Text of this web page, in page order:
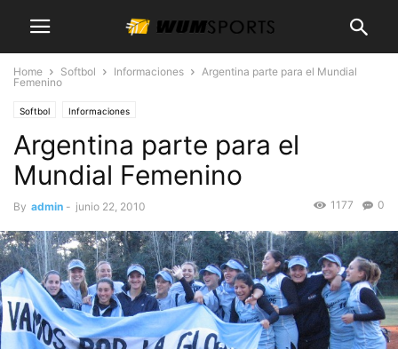
Home Softbol Informaciones
Argentina parte para el Mundial
Femenino
Softbol Informaciones
Argentina parte para el
Mundial Femenino
By admin - junio 22, 2010 0
1177